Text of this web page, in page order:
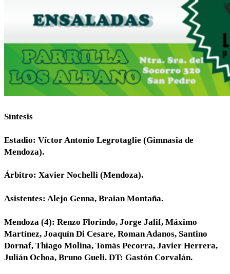
Síntesis
Estadio: Víctor Antonio Legrotaglie (Gimnasia de
Mendoza).
Árbitro: Xavier Nochelli (Mendoza).
Asistentes: Alejo Genna, Braian Montaña.
Mendoza (4): Renzo Florindo, Jorge Jalif, Máximo
Martínez, Joaquín Di Cesare, Roman Adanos, Santino
Dornaf, Thiago Molina, Tomás Pecorra, Javier Herrera,
Julián Ochoa, Bruno Gueli. DT: Gastón Corvalán.